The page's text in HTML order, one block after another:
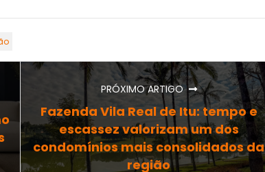
PRÓXIMO ARTIGO
Fazenda Vila Real de Itu: tempo e
escassez valorizam um dos
condomínios mais consolidados da
região